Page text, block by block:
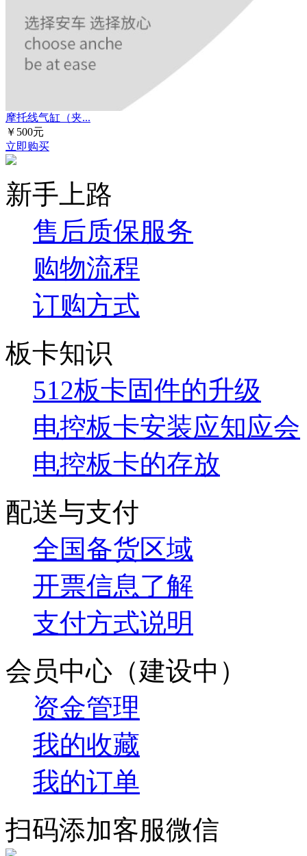
摩托线气缸（夹...
￥500元
立即购买
新手上路
售后质保服务
购物流程
订购方式
板卡知识
512板卡固件的升级
电控板卡安装应知应会
电控板卡的存放
配送与支付
全国备货区域
开票信息了解
支付方式说明
会员中心（建设中）
资金管理
我的收藏
我的订单
扫码添加客服微信